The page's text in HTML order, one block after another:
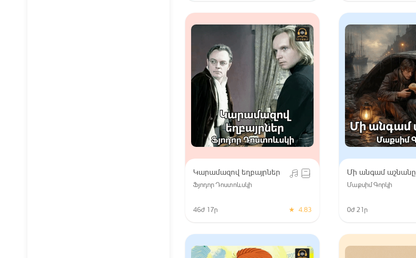
Կարամազով եղբայրներ
Ֆյոդոր Դոստոևսկի
46ժ 17ր ★ 4.83
Մի անգամ աշնանը
Մաքսիմ Գորկի
0ժ 21ր